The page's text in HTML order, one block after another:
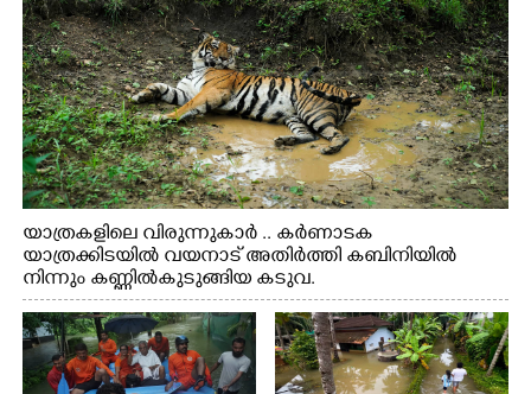
യാത്രകളിലെ വിരുന്നുകാർ .. കർണാടക
യാത്രക്കിടയിൽ വയനാട് അതിർത്തി കബിനിയിൽ
നിന്നും കണ്ണിൽകുടുങ്ങിയ കടുവ.